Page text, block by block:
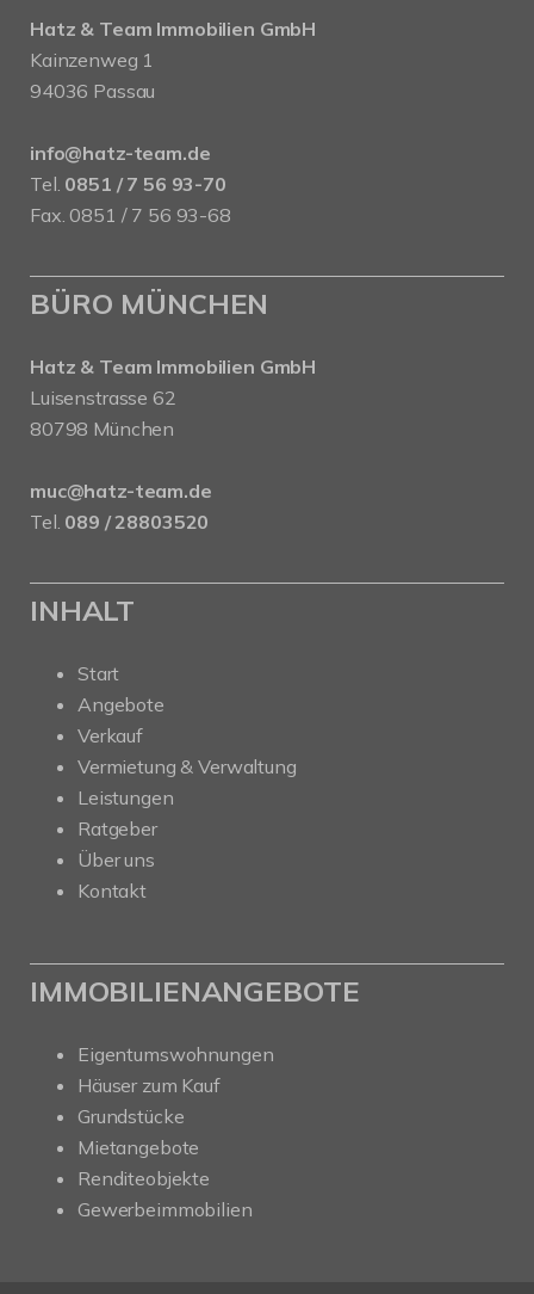
Hatz & Team Immobilien GmbH
Kainzenweg 1
94036 Passau
info@hatz-team.de
Tel. 0851 / 7 56 93-70
Fax. 0851 / 7 56 93-68
BÜRO MÜNCHEN
Hatz & Team Immobilien GmbH
Luisenstrasse 62
80798 München
muc@hatz-team.de
Tel. 089 / 28803520
INHALT
Start
Angebote
Verkauf
Vermietung & Verwaltung
Leistungen
Ratgeber
Über uns
Kontakt
IMMOBILIENANGEBOTE
Eigentumswohnungen
Häuser zum Kauf
Grundstücke
Mietangebote
Renditeobjekte
Gewerbeimmobilien